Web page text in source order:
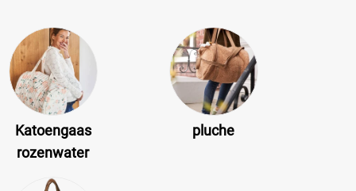
Katoengaas
rozenwater
pluche